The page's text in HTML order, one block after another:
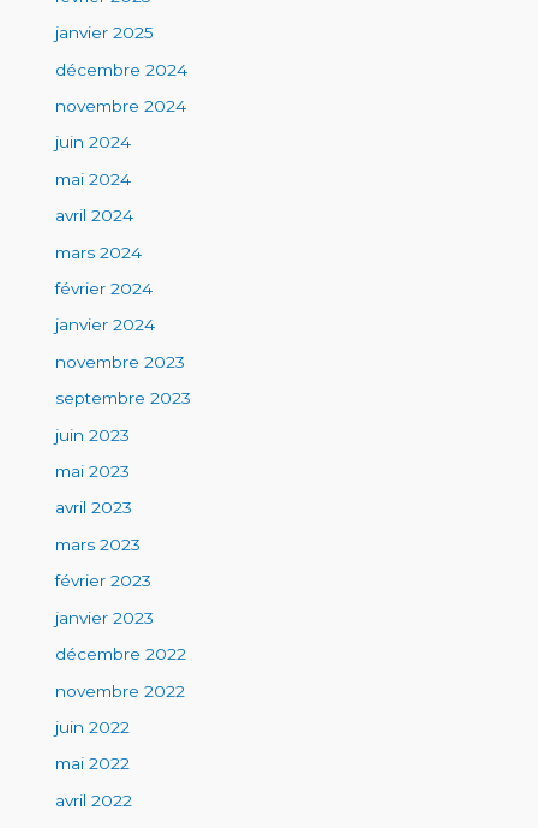
janvier 2025
décembre 2024
novembre 2024
juin 2024
mai 2024
avril 2024
mars 2024
février 2024
janvier 2024
novembre 2023
septembre 2023
juin 2023
mai 2023
avril 2023
mars 2023
février 2023
janvier 2023
décembre 2022
novembre 2022
juin 2022
mai 2022
avril 2022